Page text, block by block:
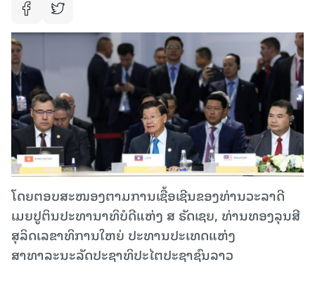
ໂດຍຕອບສະໜອງຕາມການເຊື້ອເຊີນຂອງທ່ານວະລາດີ
ເມຍປູຕິນປະທານາທິບໍດີແຫ່ງ ສ ຣັດເຊຍ, ທ່ານທອງລຸນສີ
ສຸລິດເລຂາທິການໃຫຍ່ ປະທານປະເທດແຫ່ງ
ສາທາລະນະລັດປະຊາທິປະໄຕປະຊາຊົນລາວ